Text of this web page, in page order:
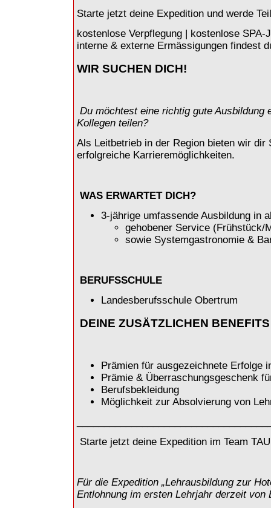
Starte jetzt deine Expedition und werde
kostenlose Verpflegung | kostenlose
interne & externe Ermässigungen findest
WIR SUCHEN DICH!
Du möchtest eine richtig gute Ausbildung
Kollegen teilen?
Als Leitbetrieb in der Region bieten wir
erfolgreiche Karrieremöglichkeiten.
WAS ERWARTET DICH?
3-jährige umfassende Ausbildung in
gehobener Service
sowie Systemgastronomie &
BERUFSSCHULE
Landesberufsschule Obertrum
DEINE ZUSÄTZLICHEN
Prämien für ausgezeichnete Erfolge
Prämie & Überraschungsgeschenk
Berufsbekleidung
Möglichkeit zur Absolvierung von
Starte jetzt deine Expedition im Team
Für die Expedition „Lehrausbildung zur
Entlohnung im ersten Lehrjahr derzeit von